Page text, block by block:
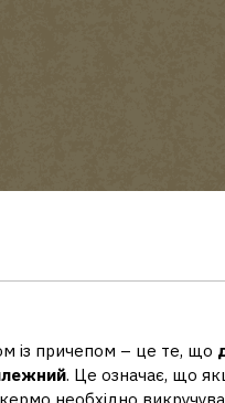
із причепом – це те, що
. Це означає, що